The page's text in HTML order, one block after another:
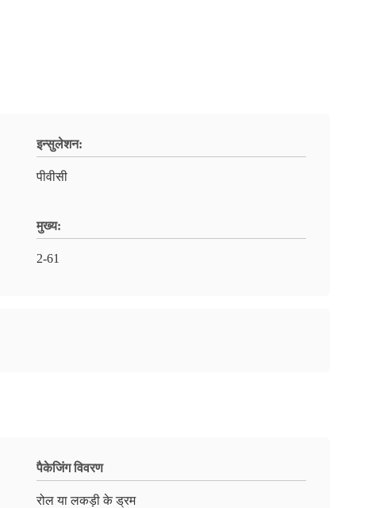
इन्सुलेशन:
पीवीसी
मुख्य:
2-61
पैकेजिंग विवरण
रोल या लकड़ी के ड्रम